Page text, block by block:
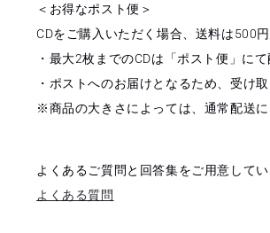
＜お得なポスト便＞
CDをご購入いただく場合、送料は500
・最大2枚までのCDは「ポスト便」にて
・ポストへのお届けとなるため、受け
※商品の大きさによっては、通常配送に
よくあるご質問と回答集をご用意して
よくある質問